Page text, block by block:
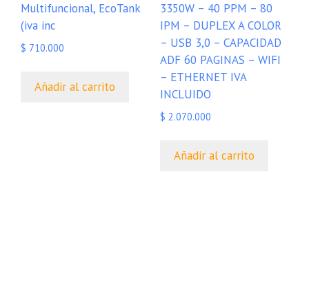
Multifuncional, EcoTank
(iva inc
$ 710.000
Añadir al carrito
3350W – 40 PPM – 80
IPM – DUPLEX A COLOR
– USB 3,0 – CAPACIDAD
ADF 60 PAGINAS – WIFI
– ETHERNET IVA
INCLUIDO
$ 2.070.000
Añadir al carrito